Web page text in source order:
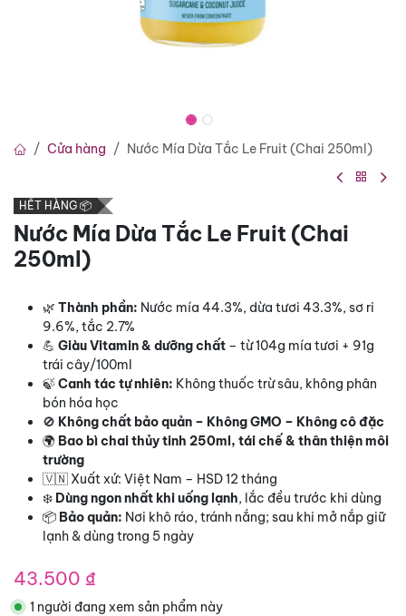
Cửa hàng Nước Mía Dừa Tắc Le Fruit (Chai 250ml)
HẾT HÀNG 📦
Nước Mía Dừa Tắc Le Fruit (Chai
250ml)
🌿 Thành phần: Nước mía 44.3%, dừa tươi 43.3%, sơ ri
9.6%, tắc 2.7%
💪 Giàu Vitamin & dưỡng chất – từ 104g mía tươi + 91g
trái cây/100ml
🍃Canh tác tự nhiên: Không thuốc trừ sâu, không phân
bón hóa học
🚫 Không chất bảo quản – Không GMO – Không cô đặc
🌍 Bao bì chai thủy tinh 250ml, tái chế & thân thiện môi
trường
🇻🇳 Xuất xứ: Việt Nam – HSD 12 tháng
❄️ Dùng ngon nhất khi uống lạnh, lắc đều trước khi dùng
📦 Bảo quản: Nơi khô ráo, tránh nắng; sau khi mở nắp giữ
lạnh & dùng trong 5 ngày
43.500 ₫
1 người đang xem sản phẩm này